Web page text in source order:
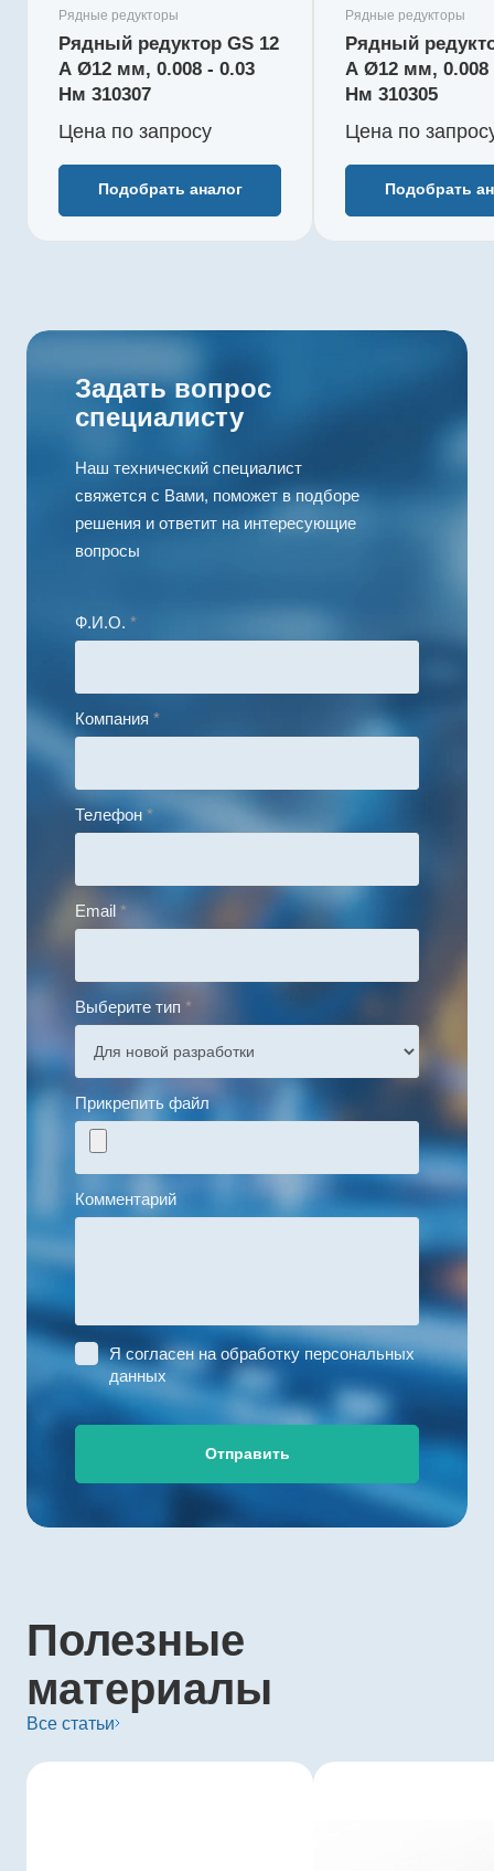
Рядные редукторы
Рядный редуктор GS 12
A Ø12 мм, 0.008 - 0.03
Нм 310307
Цена по запросу
Подобрать аналог
момент, Нм
Редукция
31 : 1
73
Длина редуктора L1, мм
12
-15...+100
Рядные редукторы
Рядный
A Ø12 мм, 0.008
Нм 310305
Цена по запр
Подобрать
момент, Нм
Редукция
22 : 1
73
Длина
12
-15...+100
Задать вопрос
специалисту
Наш технический специалист
свяжется с Вами, поможет в подборе
решения и ответит на интересующие
вопросы
Ф.И.О. *
Компания *
Телефон *
Email *
Выберите тип *
Прикрепить файл
Комментарий
Я согласен на обработку персональных
данных
Отправить
Полезные
материалы
Все статьи